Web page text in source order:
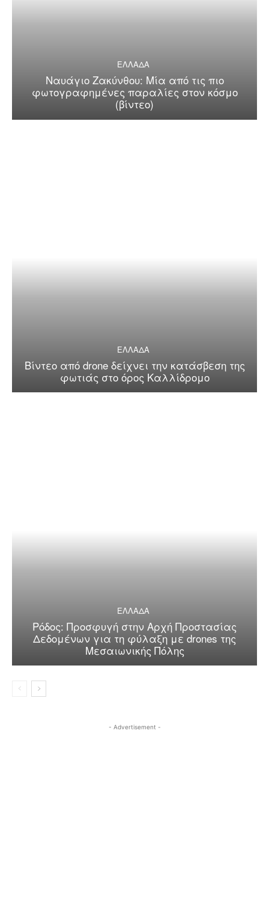
ΕΛΛΑΔΑ
Ναυάγιο Ζακύνθου: Μία από τις πιο
φωτογραφημένες παραλίες στον κόσμο
(βίντεο)
ΕΛΛΑΔΑ
Βίντεο από drone δείχνει την κατάσβεση της
φωτιάς στο όρος Καλλίδρομο
ΕΛΛΑΔΑ
Ρόδος: Προσφυγή στην Αρχή Προστασίας
Δεδομένων για τη φύλαξη με drones της
Μεσαιωνικής Πόλης
- Advertisement -